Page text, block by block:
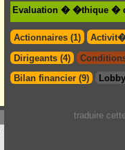
Evaluation � �thique �
Actionnaires (1)
Dirigeants (4)
Bilan financier (9)
traduire